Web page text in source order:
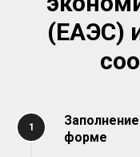
(ЕАЭС)
форме